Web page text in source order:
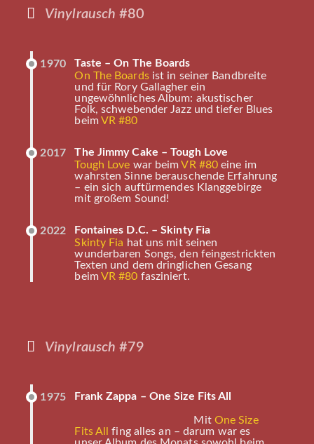
Vinylrausch #80
1970
Taste – On The Boards
On The Boardsist in seiner Bandbreite
und für Rory Gallagher ein
ungewöhnliches Album: akustischer
Folk, schwebender Jazz und tiefer Blues
beim VR #80
2017
The Jimmy Cake – Tough Love
Tough Love war beimVR #80 eine im
wahrsten Sinne berauschende Erfahrung
– ein sich auftürmendes Klanggebirge
mit großem Sound!
2022
Fontaines D.C. – Skinty Fia
Skinty Fia hat uns mit seinen
wunderbaren Songs, den feingestrickten
Texten und dem dringlichen Gesang
beim VR #80 fasziniert.
Vinylrausch #79
1975 Frank Zappa – One Size Fits All
MitOne Size
Fits All
fing alles an – darum war es